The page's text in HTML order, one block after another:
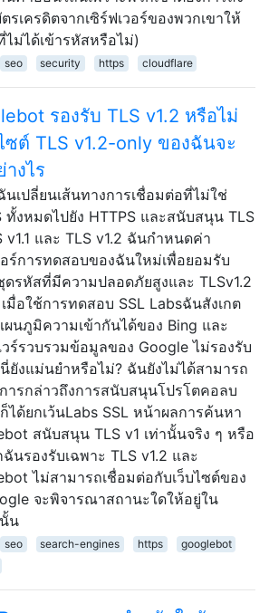
รเครดิตจากเซิร์ฟเวอร์ของพวกเขาให้
ม่ได้เข้ารหัสหรือไม่)
seo security https cloudflare
รองรับ TLS v1.2 หรือไม่
ซต์ TLS v1.2-only ของฉันจะ
างไร
เปลี่ยนเส้นทางการเชื่อมต่อที่ไม่ใช่
ทั้งหมดไปยัง HTTPS และสนับสนุน TLS
v1.1 และ TLS v1.2 ฉันกำหนดค่า
อร์การทดสอบของฉันใหม่เพื่อยอมรับ
ดรหัสที่มีความปลอดภัยสูงและ TLSv1.2
มื่อใช้การทดสอบ SSL Labsฉันสังเกต
ผนภูมิความเข้ากันได้ของ Bing และ
ร์รวบรวมข้อมูลของ Google ไม่รองรับ
ยังแม่นยำหรือไม่? ฉันยังไม่ได้สามารถ
ารกล่าวถึงการสนับสนุนโปรโตคอลบ
ได้ยกเว้นLabs SSL หน้าผลการค้นหา
สนับสนุน TLS v1 เท่านั้นจริง ๆ หรือ
นรองรับเฉพาะ TLS v1.2 และ
ไม่สามารถเชื่อมต่อกับเว็บไซต์ของ
จะพิจารณาสถานะใดให้อยู่ใน
น
seo search-engines https
googlebot